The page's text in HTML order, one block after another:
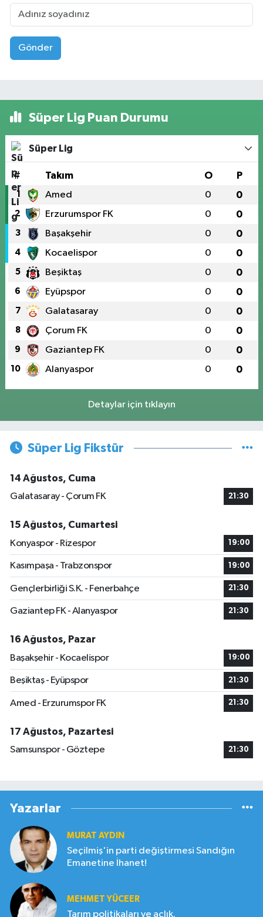
Gönder
Süper Lig Puan Durumu
Süper Lig
# Takım O P
1 Amed 0 0
2 Erzurumspor FK 0 0
3 Başakşehir 0 0
4 Kocaelispor 0 0
5 Beşiktaş 0 0
6 Eyüpspor 0 0
7 Galatasaray 0 0
8 Çorum FK 0 0
9 Gaziantep FK 0 0
10 Alanyaspor 0 0
Detaylar için tıklayın
Süper Lig Fikstür
14 Ağustos, Cuma
Galatasaray - Çorum FK
21:30
15 Ağustos, Cumartesi
Konyaspor - Rizespor
19:00
Kasımpaşa - Trabzonspor 19:00
Gençlerbirliği S.K. - Fenerbahçe 21:30
Gaziantep FK - Alanyaspor 21:30
16 Ağustos, Pazar
Başakşehir - Kocaelispor
19:00
Beşiktaş - Eyüpspor 21:30
Amed - Erzurumspor FK 21:30
17 Ağustos, Pazartesi
Samsunspor - Göztepe
21:30
Yazarlar
MURAT AYDIN
Seçilmiş'in parti değiştirmesi Sandığın
Emanetine İhanet!
MEHMET YÜCEER
Tarım politikaları ve açlık.